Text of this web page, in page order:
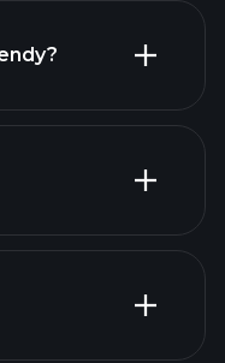
ZION